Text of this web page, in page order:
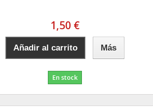
1,50 €
Añadir al carrito Más
En stock